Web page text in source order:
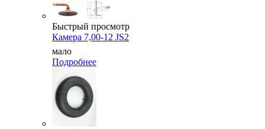
Быстрый просмотр
Камера 7,00-12 JS2
мало
Подробнее